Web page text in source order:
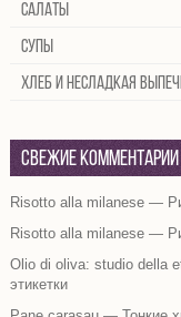
Салаты
Супы
Хлеб и несладкая
Свежие комментарии
Risotto alla milanese —
Risotto alla milanese —
Olio di oliva: studio della
этикетки